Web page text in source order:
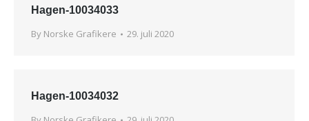
Hagen-10034033
By Norske Grafikere 29. juli 2020
Hagen-10034032